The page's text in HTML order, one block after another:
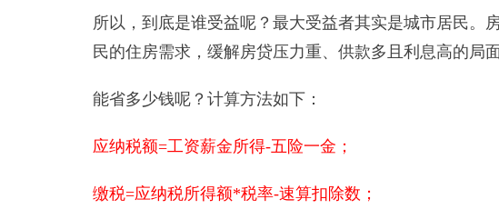
所以，到底是谁受益呢？最大受益者其实是城市居民。
民的住房需求，缓解房贷压力重、供款多且利息高的局面
能省多少钱呢？计算方法如下：
应纳税额=工资薪金所得-五险一金；
缴税=应纳税所得额*税率-速算扣除数；